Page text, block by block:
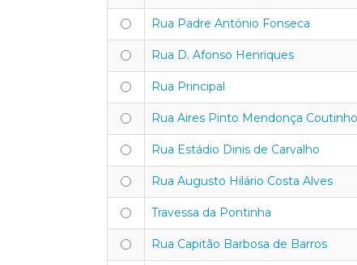
Rua Padre António Fonseca
Rua D. Afonso Henriques
Rua Principal
Rua Aires Pinto Mendonça Coutinho
Rua Estádio Dinis de Carvalho
Rua Augusto Hilário Costa Alves
Travessa da Pontinha
Rua Capitão Barbosa de Barros